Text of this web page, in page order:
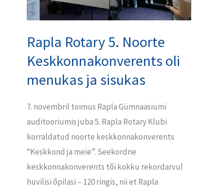
Rapla Rotary 5. Noorte
Keskkonnakonverents oli
menukas ja sisukas
7. novembril toimus Rapla Gümnaasiumi
auditooriumis juba 5. Rapla Rotary Klubi
korraldatud noorte keskkonnakonverents
“Keskkond ja meie”. Seekordne
keskkonnakonverents tõi kokku rekordarvul
huvilisi õpilasi – 120 ringis, nii et Rapla
ja
sisukas